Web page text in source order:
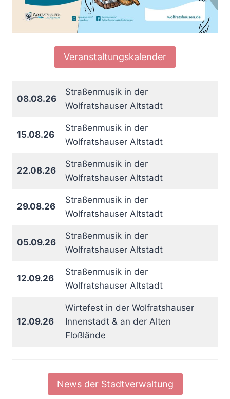
Veranstaltungskalender
08.08.26
Straßenmusik in der
Wolfratshauser Altstadt
15.08.26
Straßenmusik in der
Wolfratshauser Altstadt
22.08.26
Straßenmusik in der
Wolfratshauser Altstadt
29.08.26
Straßenmusik in der
Wolfratshauser Altstadt
05.09.26
Straßenmusik in der
Wolfratshauser Altstadt
12.09.26
Straßenmusik in der
Wolfratshauser Altstadt
12.09.26
Wirtefest in der Wolfratshauser
Innenstadt & an der Alten
Floßlände
News der Stadtverwaltung